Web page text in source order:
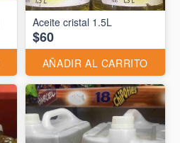
Aceite cristal 1.5L
$60
AÑADIR AL CARRITO